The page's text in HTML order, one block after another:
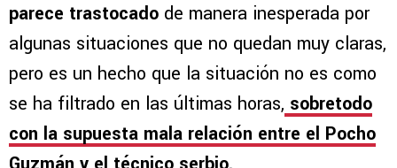
parece trastocado de manera inesperada por
algunas situaciones que no quedan muy claras,
pero es un hecho que la situación no es como
se ha filtrado en las últimas horas, sobretodo
con la supuesta mala relación entre el Pocho